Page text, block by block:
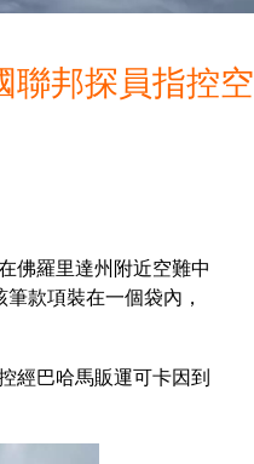
聯邦探員指控空
佛羅里達州附近空難中
款項裝在一個袋內，
經巴哈馬販運可卡因到